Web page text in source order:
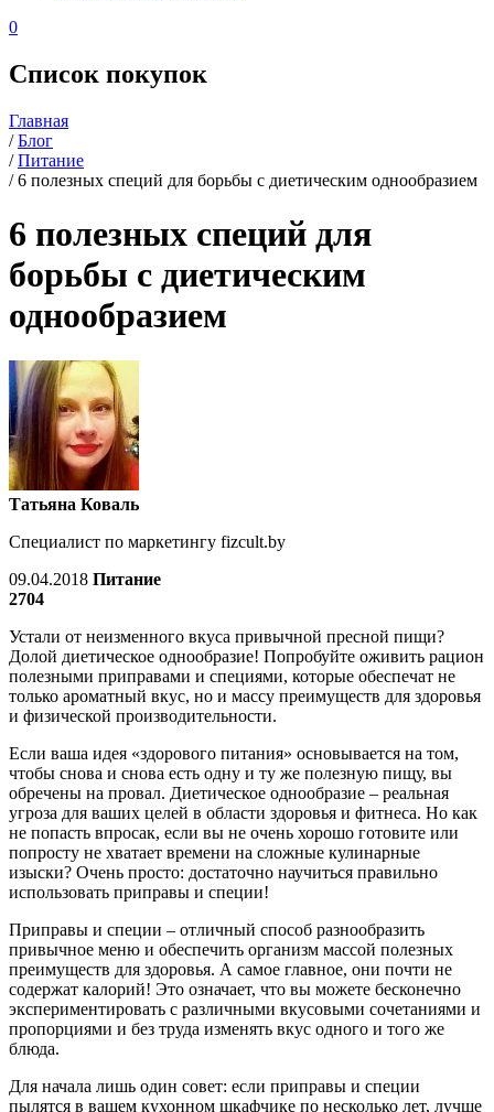
0
Список покупок
Главная
/ Блог
/ Питание
/ 6 полезных специй для борьбы с диетическим однообразием
6 полезных специй для
борьбы с диетическим
однообразием
Татьяна Коваль
Специалист по маркетингу fizcult.by
09.04.2018 Питание
2704
Устали от неизменного вкуса привычной пресной пищи?
Долой диетическое однообразие! Попробуйте оживить рацион
полезными приправами и специями, которые обеспечат не
только ароматный вкус, но и массу преимуществ для здоровья
и физической производительности.
Если ваша идея «здорового питания» основывается на том,
чтобы снова и снова есть одну и ту же полезную пищу, вы
обречены на провал. Диетическое однообразие – реальная
угроза для ваших целей в области здоровья и фитнеса. Но как
не попасть впросак, если вы не очень хорошо готовите или
попросту не хватает времени на сложные кулинарные
изыски? Очень просто: достаточно научиться правильно
использовать приправы и специи!
Приправы и специи – отличный способ разнообразить
привычное меню и обеспечить организм массой полезных
преимуществ для здоровья. А самое главное, они почти не
содержат калорий! Это означает, что вы можете бесконечно
экспериментировать с различными вкусовыми сочетаниями и
пропорциями и без труда изменять вкус одного и того же
блюда.
Для начала лишь один совет: если приправы и специи
пылятся в вашем кухонном шкафчике по несколько лет, лучше